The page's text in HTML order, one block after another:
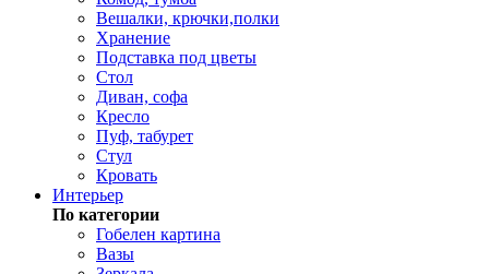
Вешалки, крючки,полки
Хранение
Подставка под цветы
Стол
Диван, софа
Кресло
Пуф, табурет
Стул
Кровать
Интерьер
По категории
Гобелен картина
Вазы